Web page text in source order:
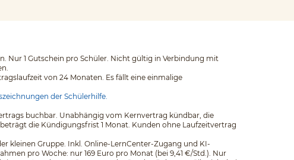
Nur 1 Gutschein pro Schüler. Nicht gültig in Verbindung mit
von 24 Monaten. Es fällt eine einmalige
der Schülerhilfe.
buchbar. Unabhängig vom Kernvertrag kündbar, die
die Kündigungsfrist 1 Monat. Kunden ohne Laufzeitvertrag
kleinen Gruppe. Inkl. Online-LernCenter-Zugang und KI-
pro Woche: nur 169 Euro pro Monat (bei 9,41 €/Std.). Nur